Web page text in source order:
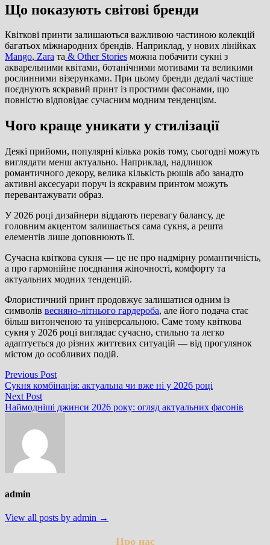
Що показують світові бренди
Квіткові принти залишаються важливою частиною колекцій
багатьох міжнародних брендів. Наприклад, у нових лінійках
Mango, Zara та & Other Stories можна побачити сукні з
акварельними квітами, ботанічними мотивами та великими
рослинними візерунками. При цьому бренди дедалі частіше
поєднують яскравий принт із простими фасонами, що
повністю відповідає сучасним модним тенденціям.
Чого краще уникати у стилізації
Деякі прийоми, популярні кілька років тому, сьогодні можуть
виглядати менш актуально. Наприклад, надлишок
романтичного декору, велика кількість рюшів або занадто
активні аксесуари поруч із яскравим принтом можуть
перевантажувати образ.
У 2026 році дизайнери віддають перевагу балансу, де
головним акцентом залишається сама сукня, а решта
елементів лише доповнюють її.
Сучасна квіткова сукня — це не про надмірну романтичність,
а про гармонійне поєднання жіночності, комфорту та
актуальних модних тенденцій.
Флористичний принт продовжує залишатися одним із
символів весняно-літнього гардероба, але його подача стає
більш витонченою та універсальною. Саме тому квіткова
сукня у 2026 році виглядає сучасно, стильно та легко
адаптується до різних життєвих ситуацій — від прогулянок
містом до особливих подій.
Навігація
записів
Previous PostPrevious
post:
Сукня комбінація: актуальна чи вже ні у 2026 році
Next PostNext
post:
Наймодніші джинси 2026 року: огляд актуальних фасонів
admin
View all posts by admin →
Про нас